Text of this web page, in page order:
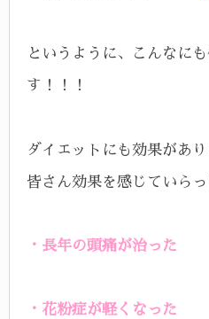
というように、こんなに
す！！！
ダイエットにも効果があ
皆さん効果を感じていらっ
・長年の頭痛が治った
・花粉症が軽くなった